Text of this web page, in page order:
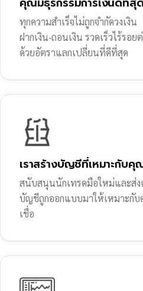
ทุกความสำเร็จไม่ถูกจำกัดวงเงิน
ฝากเงิน-ถอนเงิน รวดเร็วไร้รอย
ด้วยอัตราแลกเปลี่ยนที่ดีที่สุด
เราสร้างบัญชีที่เหมาะกับคุ
สนับสนุนนักเทรดมือใหม่และส่ง
บัญชีถูกออกแบบมาให้เหมาะกับ
เชื่อ